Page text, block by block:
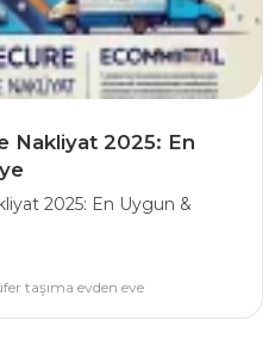
Nakliyat 2025: En
2025: En Uygun &
taşıma evden eve